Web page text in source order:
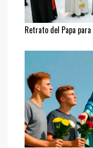
Retrato del Papa